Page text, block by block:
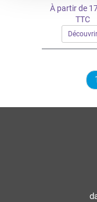
À partir de
TTC
Découvrir